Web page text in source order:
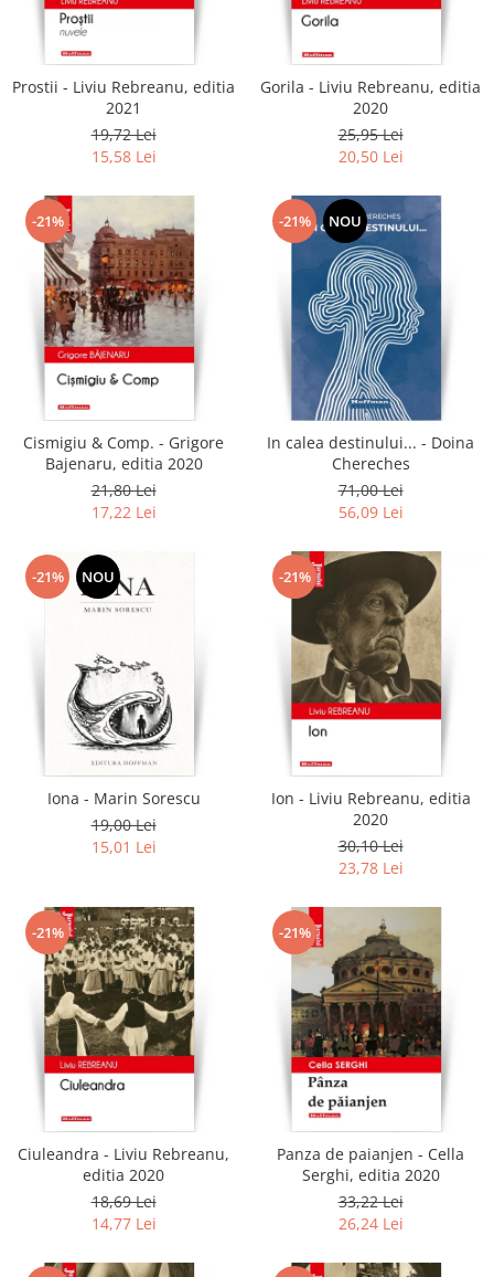
Literatura
Clasica
Contemporana
Universala
Non-fictiune
Calatorii
Memorii
Publicistica / Reportaje / Interviuri
Stiinte umaniste
Istorie
Sociologie si filozofie
Prostii - Liviu Rebreanu, editia
2021
19,72 Lei
15,58 Lei
Gorila - Liviu Rebreanu, editia
2020
25,95 Lei
20,50 Lei
-21%
Cismigiu & Comp. - Grigore
Bajenaru, editia 2020
21,80 Lei
17,22 Lei
-21% NOU
In calea destinului... - Doina
Chereches
71,00 Lei
56,09 Lei
-21% NOU
Iona - Marin Sorescu
19,00 Lei
15,01 Lei
-21%
Ion - Liviu Rebreanu, editia
2020
30,10 Lei
23,78 Lei
-21%
Ciuleandra - Liviu Rebreanu,
editia 2020
18,69 Lei
14,77 Lei
-21%
Panza de paianjen - Cella
Serghi, editia 2020
33,22 Lei
26,24 Lei